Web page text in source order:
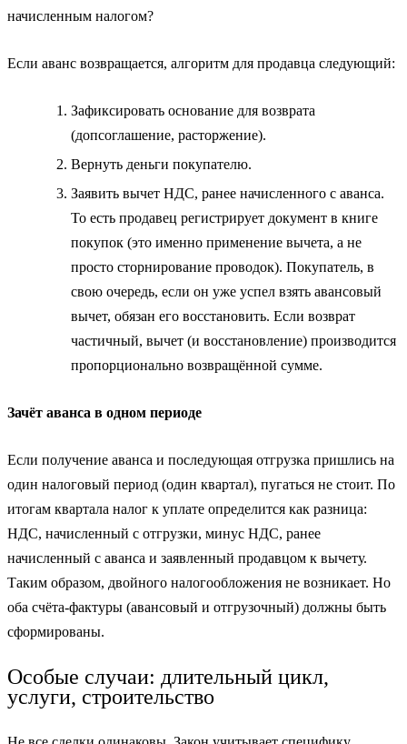
начисленным налогом?
Если аванс возвращается, алгоритм для продавца следующий:
Зафиксировать основание для возврата
(допсоглашение, расторжение).
Вернуть деньги покупателю.
Заявить вычет НДС, ранее начисленного с аванса.
То есть продавец регистрирует документ в книге
покупок (это именно применение вычета, а не
просто сторнирование проводок). Покупатель, в
свою очередь, если он уже успел взять авансовый
вычет, обязан его восстановить. Если возврат
частичный, вычет (и восстановление) производится
пропорционально возвращённой сумме.
Зачёт аванса в одном периоде
Если получение аванса и последующая отгрузка пришлись на
один налоговый период (один квартал), пугаться не стоит. По
итогам квартала налог к уплате определится как разница:
НДС, начисленный с отгрузки, минус НДС, ранее
начисленный с аванса и заявленный продавцом к вычету.
Таким образом, двойного налогообложения не возникает. Но
оба счёта-фактуры (авансовый и отгрузочный) должны быть
сформированы.
Особые случаи: длительный цикл,
услуги, строительство